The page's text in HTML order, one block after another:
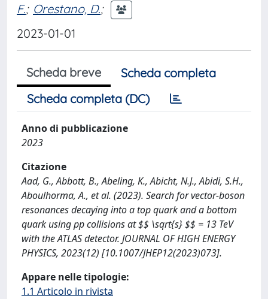
F.; Orestano, D.;
2023-01-01
Scheda breve
Scheda completa
Scheda completa (DC)
Anno di pubblicazione
2023
Citazione
Aad, G., Abbott, B., Abeling, K., Abicht, N.J., Abidi, S.H.,
Aboulhorma, A., et al. (2023). Search for vector-boson
resonances decaying into a top quark and a bottom
quark using pp collisions at $$ \sqrt{s} $$ = 13 TeV
with the ATLAS detector. JOURNAL OF HIGH ENERGY
PHYSICS, 2023(12) [10.1007/JHEP12(2023)073].
Appare nelle tipologie:
1.1 Articolo in rivista